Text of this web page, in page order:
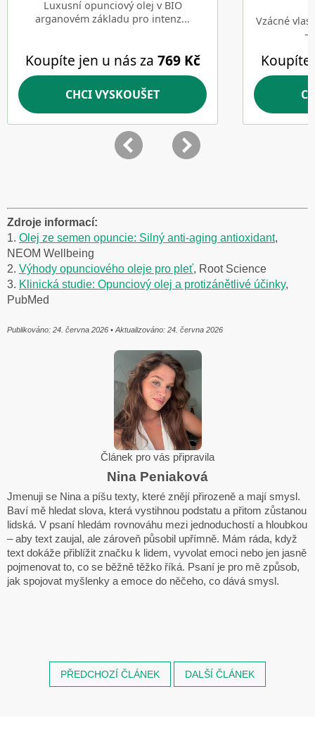
Zdroje informací:
1. Olej ze semen opuncie: Silný anti-aging antioxidant,
NEOM Wellbeing
2. Výhody opunciového oleje pro pleť, Root Science
3. Klinická studie: Opunciový olej a protizánětlivé účinky,
PubMed
Publikováno: 24. června 2026 • Aktualizováno: 24. června 2026
Článek pro vás připravila
Nina Peniaková
Jmenuji se Nina a píšu texty, které znějí přirozeně a mají smysl.
Baví mě hledat slova, která vystihnou podstatu a přitom zůstanou
lidská. V psaní hledám rovnováhu mezi jednoduchostí a hloubkou
– aby text zaujal, ale zároveň působil upřímně. Mám ráda, když
text dokáže přiblížit značku k lidem, vyvolat emoci nebo jen jasně
pojmenovat to, co se běžně těžko říká. Psaní je pro mě způsob,
jak spojovat myšlenky a emoce do něčeho, co dává smysl.
PŘEDCHOZÍ ČLÁNEK DALŠÍ ČLÁNEK